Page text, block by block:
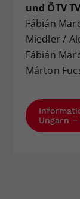
und ÖTV
Fábián
Miedler /
Fábián
Márton
Ungarn